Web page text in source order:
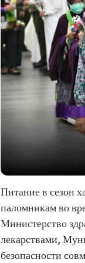
Питание в сезон
паломникам во
Министерство
лекарствами,
безопасности